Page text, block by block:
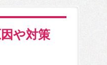
や対策